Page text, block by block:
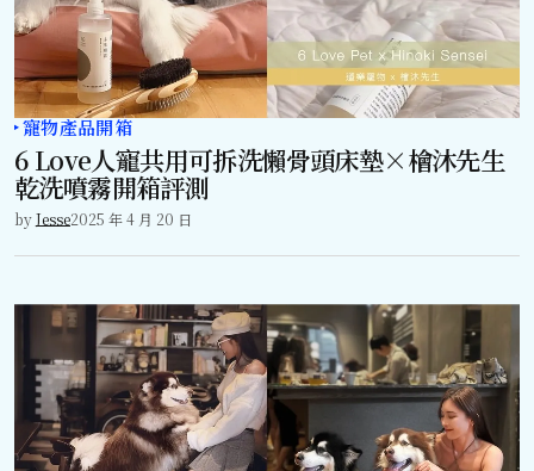
寵物產品開箱
6 Love人寵共用可拆洗懶骨頭床墊×檜沐先生
乾洗噴霧開箱評測
byJesse2025 年 4 月 20 日